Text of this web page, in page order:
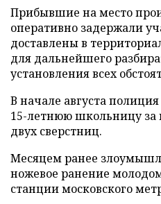
Прибывшие на место
оперативно задержали
доставлены в
для дальнейшего
установления всех
В начале августа
15-летнюю школьницу за
двух сверстниц.
Месяцем ранее
ножевое ранение
станции московского